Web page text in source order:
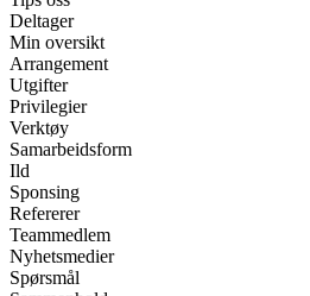
Deltager
Min oversikt
Arrangement
Utgifter
Privilegier
Verktøy
Samarbeidsform
Ild
Sponsing
Refererer
Teammedlem
Nyhetsmedier
Spørsmål